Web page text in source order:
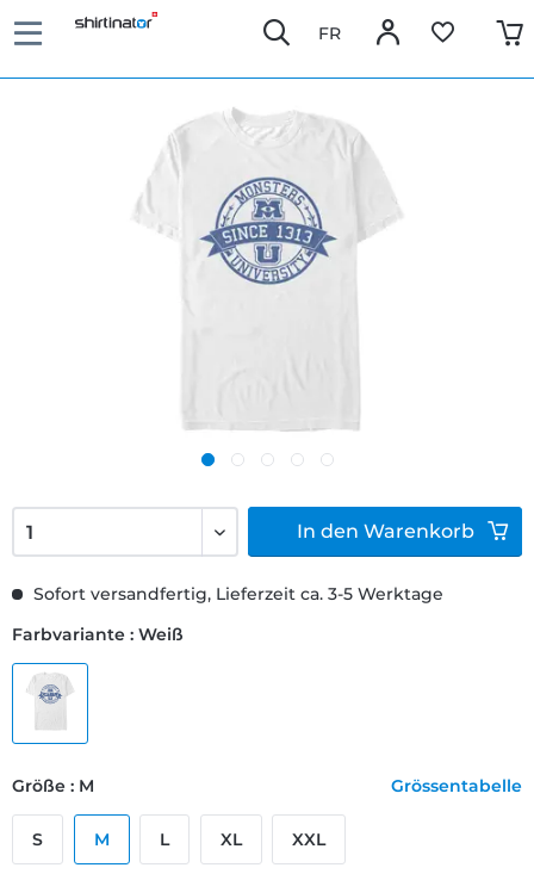
FR
Sofort versandfertig, Lieferzeit ca. 3-5 Werktage
Farbvariante : Weiß
Größe : M Grössentabelle
S M L XL XXL
In den Warenkorb